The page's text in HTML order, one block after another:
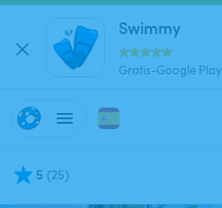
Swimmy
Gratis-Google Play
5 (25)